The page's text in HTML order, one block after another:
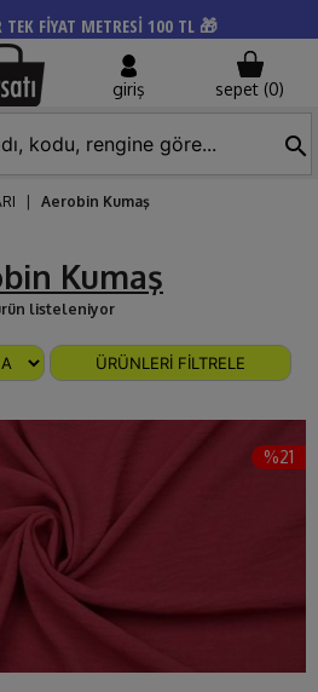
TEK FİYAT METRESİ 100 TL 🎁
giriş sepet (0)
search
Aerobin Kumaş
Kumaş
listeleniyor
ÜRÜNLERİ FİLTRELE
%21